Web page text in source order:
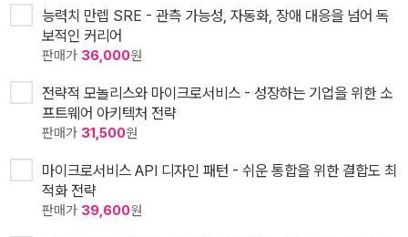
능력치 만렙 SRE - 관측 가능성, 자동화, 장애 대응을 넘어 독
보적인 커리어
판매가 36,000원
전략적 모놀리스와 마이크로서비스 - 성장하는 기업을 위한 소
프트웨어 아키텍처 전략
판매가 31,500원
마이크로서비스 API 디자인 패턴 - 쉬운 통합을 위한 결합도 최
적화 전략
판매가 39,600원